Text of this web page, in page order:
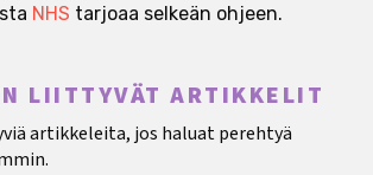
NHS tarjoaa selkeän ohjeen.
LIITTYVÄT ARTIKKELIT
artikkeleita, jos haluat perehtyä